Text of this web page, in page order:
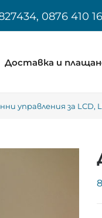
0876
Доставка и
управления за LCD,